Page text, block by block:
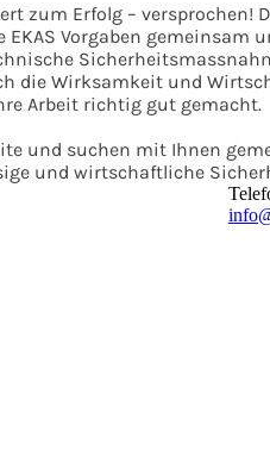
zum Erfolg – versprochen!
Vorgaben gemeinsam
die Wirksamkeit und
Arbeit richtig gut gemacht.
und suchen mit Ihnen
und wirtschaftliche